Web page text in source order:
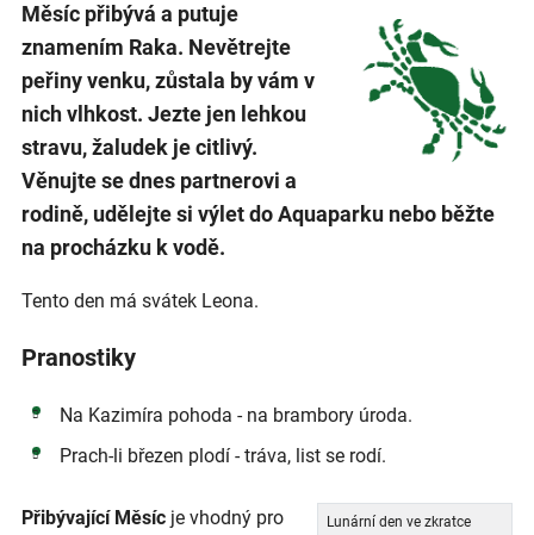
Měsíc přibývá a putuje
znamením Raka. Nevětrejte
peřiny venku, zůstala by vám v
nich vlhkost. Jezte jen lehkou
stravu, žaludek je citlivý.
Věnujte se dnes partnerovi a
rodině, udělejte si výlet do Aquaparku nebo běžte
na procházku k vodě.
Tento den má svátek Leona.
Pranostiky
Na Kazimíra pohoda - na brambory úroda.
Prach-li březen plodí - tráva, list se rodí.
Lunární den ve zkratce
Přibývající Měsíc je vhodný pro